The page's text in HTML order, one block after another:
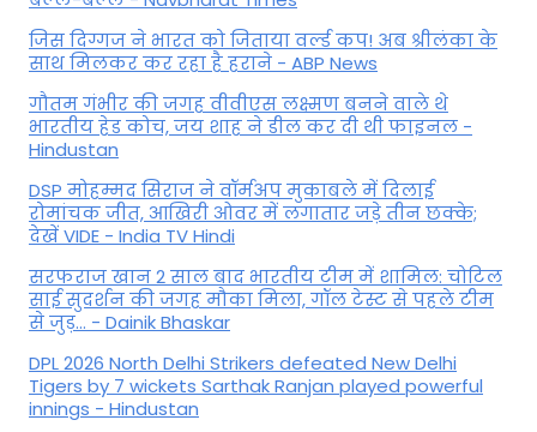
जिस दिग्गज ने भारत को जिताया वर्ल्ड कप! अब श्रीलंका के
साथ मिलकर कर रहा है हराने - ABP News
गौतम गंभीर की जगह वीवीएस लक्ष्मण बनने वाले थे
भारतीय हेड कोच, जय शाह ने डील कर दी थी फाइनल -
Hindustan
DSP मोहम्मद सिराज ने वॉर्मअप मुकाबले में दिलाई
रोमांचक जीत, आखिरी ओवर में लगातार जड़े तीन छक्के;
देखें VIDE - India TV Hindi
सरफराज खान 2 साल बाद भारतीय टीम में शामिल: चोटिल
साई सुदर्शन की जगह मौका मिला, गॉल टेस्ट से पहले टीम
से जुड़... - Dainik Bhaskar
DPL 2026 North Delhi Strikers defeated New Delhi
Tigers by 7 wickets Sarthak Ranjan played powerful
innings - Hindustan